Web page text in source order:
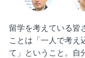
留学を考えている皆
ことは「一人で考え
て」ということ。自